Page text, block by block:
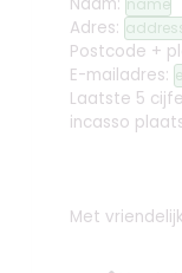
name
Adres:
Postcode +
E-mailadres:
Laatste 5
incasso
Met